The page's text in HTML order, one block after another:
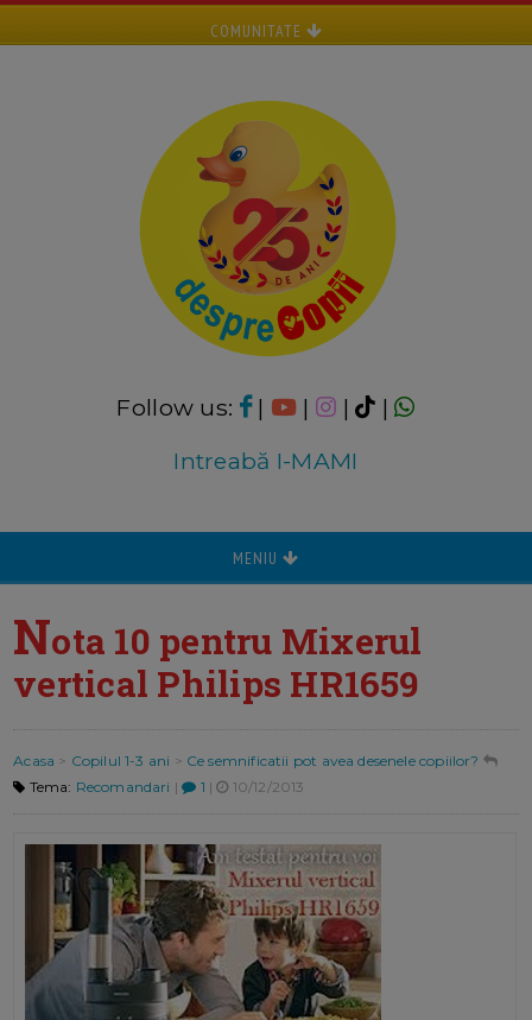
COMUNITATE
Follow us: | | |
|
Intreabă I-MAMI
MENIU
Nota 10 pentru Mixerul
vertical Philips HR1659
Acasa > Copilul 1-3 ani > Ce semnificatii pot avea desenele copiilor?
Tema: Recomandari | 1 | 10/12/2013